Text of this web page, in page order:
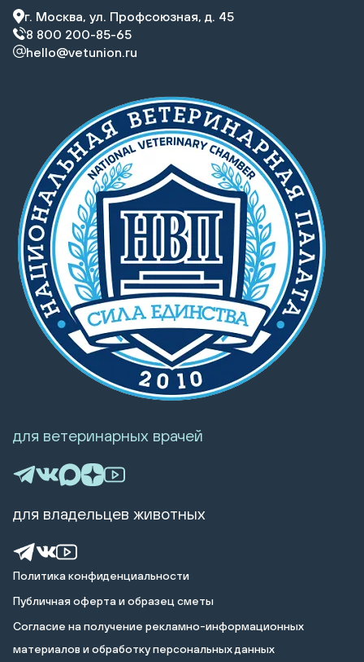
г. Москва, ул. Профсоюзная, д. 45
8 800 200-85-65
hello@vetunion.ru
Политика конфиденциальности
Публичная оферта и образец сметы
Cогласие на получение рекламно-информационных
материалов и обработку персональных данных
для ветеринарных врачей
для владельцев животных